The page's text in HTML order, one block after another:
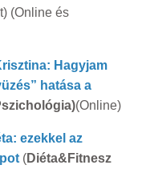
(Online és
Hagyjam
hatása a
(Online)
ezekkel az
(Diéta&Fitnesz